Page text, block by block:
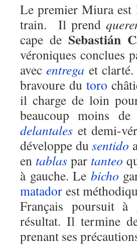
Le premier Miura est
train. Il prend
cape de Sebastián
véroniques conclues
avecentrega et
bravoure du toro
il charge de loin
beaucoup moins de
delantales et demi-
développe du sentido
en tablaspar tanteo
à gauche. Le bicho
matador est
Français poursuit à
résultat. Il termine
prenant ses